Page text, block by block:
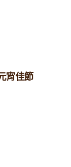
宵佳節